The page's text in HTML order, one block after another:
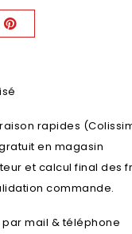
rapides
en magasin
et calcul final des
commande.
mail & téléphone